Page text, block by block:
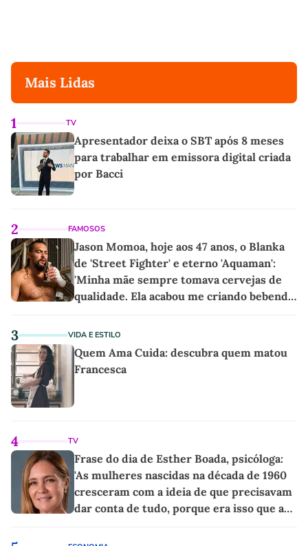
Mais Lidas
1 TV
Apresentador deixa o SBT após 8 meses
para trabalhar em emissora digital criada
por Bacci
2 FAMOSOS
Jason Momoa, hoje aos 47 anos, o Blanka
de 'Street Fighter' e eterno 'Aquaman':
'Minha mãe sempre tomava cervejas de
qualidade. Ela acabou me criando bebendo
3 VIDA E ESTILO
Quem Ama Cuida: descubra quem matou
Francesca
4 TV
Frase do dia de Esther Boada, psicóloga:
'As mulheres nascidas na década de 1960
cresceram com a ideia de que precisavam
dar conta de tudo, porque era isso que a